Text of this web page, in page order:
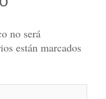
no será
están marcados